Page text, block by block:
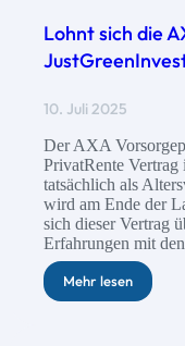
Lohnt sich die
10. Juli 2025
Der AXA
PrivatRente Vertrag
tatsächlich als
wird am Ende der
sich dieser Vertrag
Erfahrungen mit
Mehr lesen